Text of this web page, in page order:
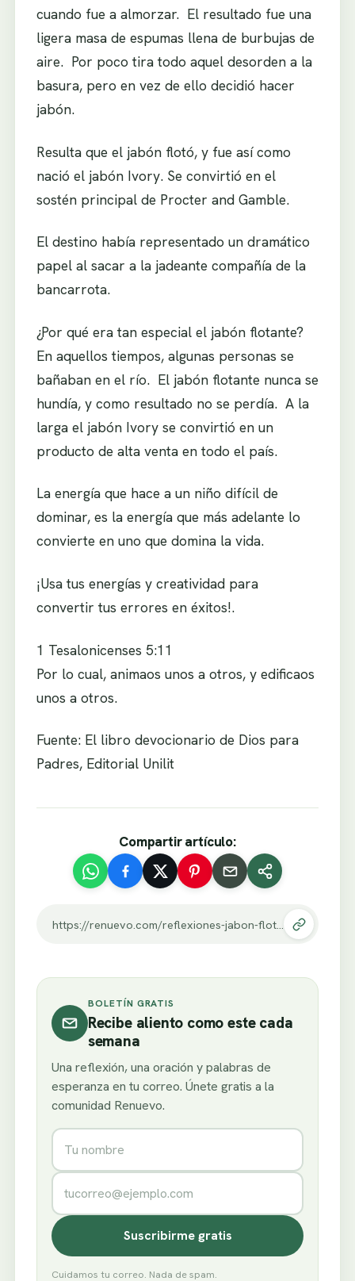
cuando fue a almorzar. El resultado fue una
ligera masa de espumas llena de burbujas de
aire. Por poco tira todo aquel desorden a la
basura, pero en vez de ello decidió hacer
jabón.
Resulta que el jabón flotó, y fue así como
nació el jabón Ivory. Se convirtió en el
sostén principal de Procter and Gamble.
El destino había representado un dramático
papel al sacar a la jadeante compañía de la
bancarrota.
¿Por qué era tan especial el jabón flotante?
En aquellos tiempos, algunas personas se
bañaban en el río. El jabón flotante nunca se
hundía, y como resultado no se perdía. A la
larga el jabón Ivory se convirtió en un
producto de alta venta en todo el país.
La energía que hace a un niño difícil de
dominar, es la energía que más adelante lo
convierte en uno que domina la vida.
¡Usa tus energías y creatividad para
convertir tus errores en éxitos!.
1 Tesalonicenses 5:11
Por lo cual, animaos unos a otros, y edificaos
unos a otros.
Fuente: El libro devocionario de Dios para
Padres, Editorial Unilit
Compartir artículo:
https://renuevo.com/reflexiones-jabon-flotante.html
BOLETÍN GRATIS
Recibe aliento como este cada
semana
Una reflexión, una oración y palabras de
esperanza en tu correo. Únete gratis a la
comunidad Renuevo.
Nombre
Correo electrónico
Suscribirme gratis
Cuidamos tu correo. Nada de spam.